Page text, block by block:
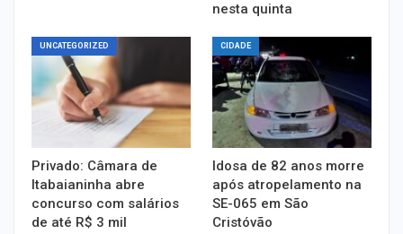
nesta quinta
UNCATEGORIZED
Privado: Câmara de
Itabaianinha abre
concurso com salários
de até R$ 3 mil
CIDADE
Idosa de 82 anos morre
após atropelamento na
SE-065 em São
Cristóvão